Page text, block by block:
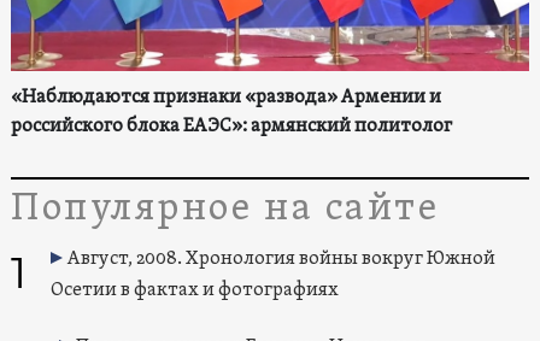
«Наблюдаются признаки «развода» Армении и
российского блока ЕАЭС»: армянский политолог
Популярное на сайте
1
Август, 2008. Хронология войны вокруг Южной
Осетии в фактах и фотографиях